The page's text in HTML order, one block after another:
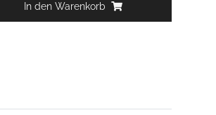
In den Warenkorb